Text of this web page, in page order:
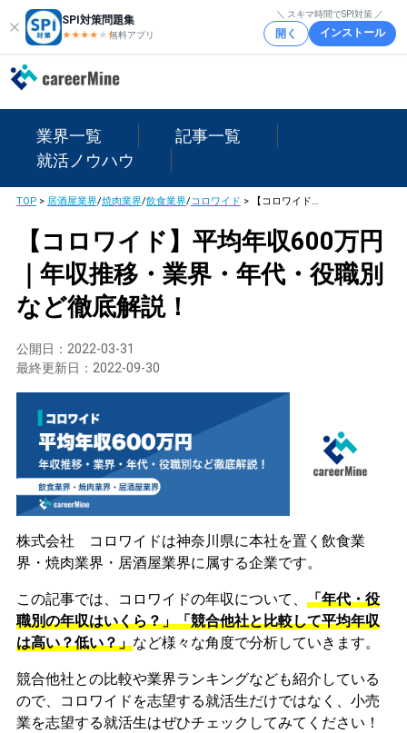
SPI対策問題集
★★★★ ★★
無料アプリ
＼ スキマ時間でSPI対策 ／
開く インストール
業界一覧
記事一覧
就活ノウハウ
TOP> 居酒屋業界/焼肉業界/飲食業界/コロワイド > 【コロワイド】平均年収600万円｜年収推移・業界・年代・役職別など徹底解説！
【コロワイド】平均年収600万円
｜年収推移・業界・年代・役職別
など徹底解説！
公開日： 2022-03-31
最終更新日： 2022-09-30
株式会社 コロワイドは神奈川県に本社を置く飲食業
界・焼肉業界・居酒屋業界に属する企業です。
この記事では、コロワイドの年収について、 「年代・役
職別の年収はいくら？」「競合他社と比較して平均年収
は高い？低い？」など様々な角度で分析していきます。
競合他社との比較や業界ランキングなども紹介している
ので、コロワイドを志望する就活生だけではなく、小売
業を志望する就活生はぜひチェックしてみてください！